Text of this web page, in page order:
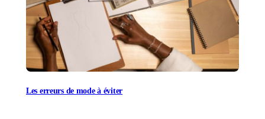
Les erreurs de mode à éviter